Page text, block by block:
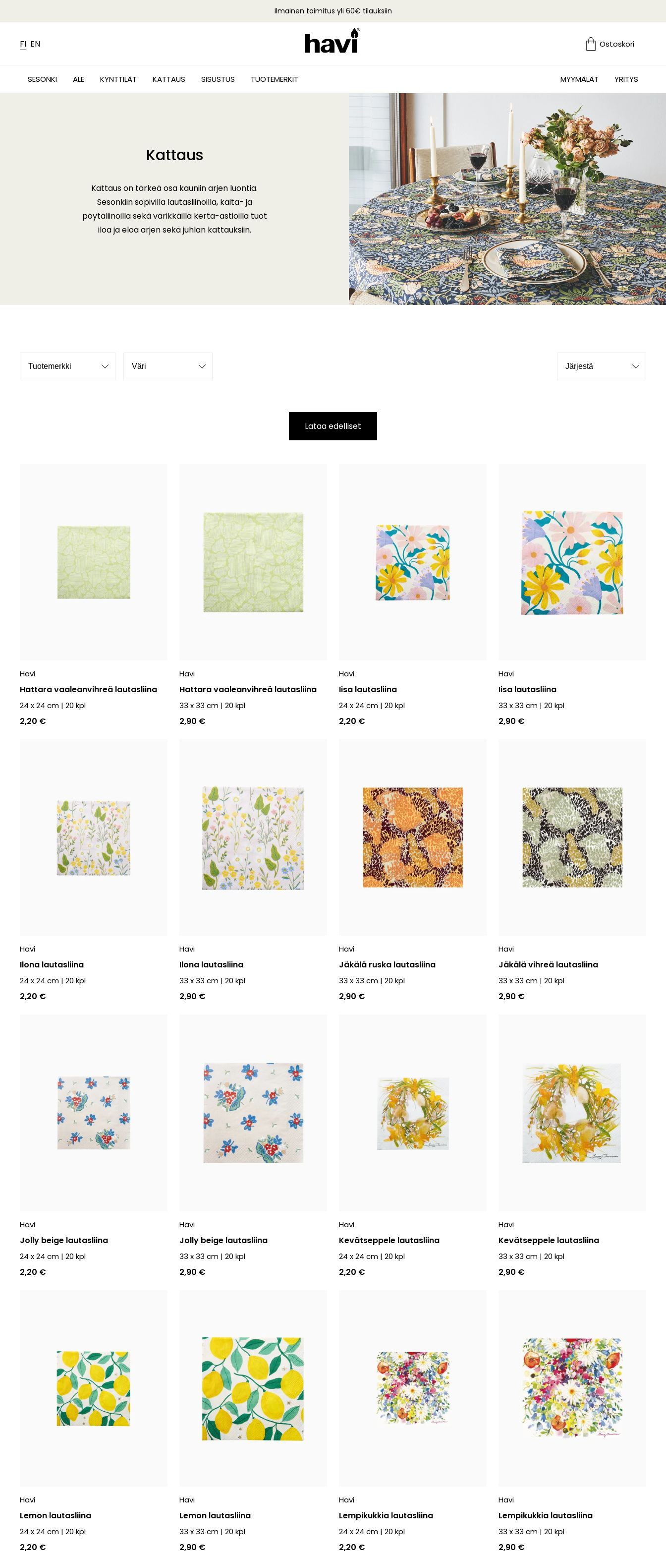
Ilmainen toimitus yli 60€ tilauksiin
FI EN Ostoskori
SESONKI ALE KYNTTILÄT KATTAUS SISUSTUS TUOTEMERKIT MYYMÄLÄT YRITYS
Kattaus
Kattaus on tärkeä osa kauniin arjen luontia.
Sesonkiin sopivilla lautasliinoilla, kaita- ja
pöytäliinoilla sekä värikkäillä kerta-astioilla tuot
iloa ja eloa arjen sekä juhlan kattauksiin.
Lataa edelliset
Havi
Hattara vaaleanvihreä lautasliina
24 x 24 cm | 20 kpl
2,20 €
Havi
Hattara vaaleanvihreä lautasliina
33 x 33 cm | 20 kpl
2,90 €
Havi
Iisa lautasliina
24 x 24 cm | 20 kpl
2,20 €
Havi
Iisa lautasliina
33 x 33 cm | 20 kpl
2,90 €
Havi
Ilona lautasliina
24 x 24 cm | 20 kpl
2,20 €
Havi
Ilona lautasliina
33 x 33 cm | 20 kpl
2,90 €
Havi
Jäkälä ruska lautasliina
33 x 33 cm | 20 kpl
2,90 €
Havi
Jäkälä vihreä lautasliina
33 x 33 cm | 20 kpl
2,90 €
Havi
Jolly beige lautasliina
24 x 24 cm | 20 kpl
2,20 €
Havi
Jolly beige lautasliina
33 x 33 cm | 20 kpl
2,90 €
Havi
Kevätseppele lautasliina
24 x 24 cm | 20 kpl
2,20 €
Havi
Kevätseppele lautasliina
33 x 33 cm | 20 kpl
2,90 €
Havi
Lemon lautasliina
24 x 24 cm | 20 kpl
2,20 €
Havi
Lemon lautasliina
33 x 33 cm | 20 kpl
2,90 €
Havi
Lempikukkia lautasliina
24 x 24 cm | 20 kpl
2,20 €
Havi
Lempikukkia lautasliina
33 x 33 cm | 20 kpl
2,90 €